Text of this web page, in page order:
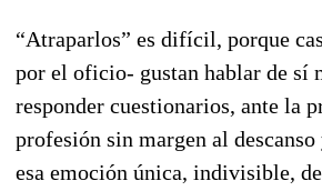
“Atraparlos” es difícil, porque
por el oficio- gustan hablar de sí
responder cuestionarios, ante la
profesión sin margen al descanso
esa emoción única, indivisible,